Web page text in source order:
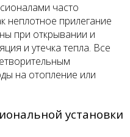
часто
неплотное прилегание
при открывании и
и утечка тепла. Все
на отопление или
установки